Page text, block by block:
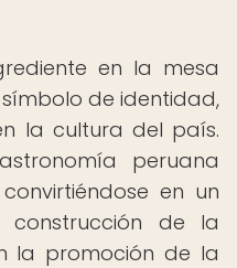
en la mesa
de identidad,
la cultura del país.
peruana
en un
de la
la promoción de la